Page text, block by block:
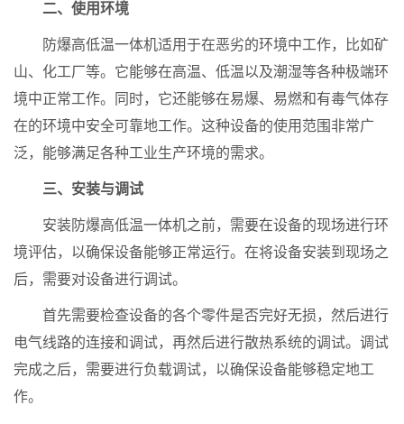
二、使用环境
防爆高低温一体机适用于在恶劣的环境中工作，比如矿
山、化工厂等。它能够在高温、低温以及潮湿等各种极端环
境中正常工作。同时，它还能够在易爆、易燃和有毒气体存
在的环境中安全可靠地工作。这种设备的使用范围非常广
泛，能够满足各种工业生产环境的需求。
三、安装与调试
安装防爆高低温一体机之前，需要在设备的现场进行环
境评估，以确保设备能够正常运行。在将设备安装到现场之
后，需要对设备进行调试。
首先需要检查设备的各个零件是否完好无损，然后进行
电气线路的连接和调试，再然后进行散热系统的调试。调试
完成之后，需要进行负载调试，以确保设备能够稳定地工
作。